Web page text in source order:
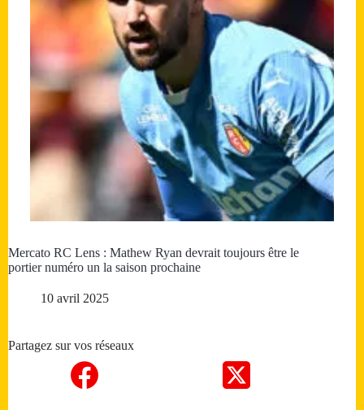
Mercato RC Lens : Mathew Ryan devrait toujours être le
portier numéro un la saison prochaine
10 avril 2025
Partagez sur vos réseaux